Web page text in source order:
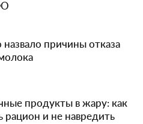
назвало причины отказа
продукты в жару: как
и не навредить